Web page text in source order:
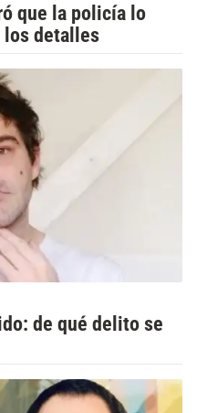
que la policía lo
los detalles
de qué delito se